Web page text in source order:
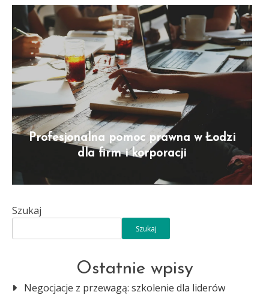
Profesjonalna pomoc prawna w Łodzi
dla firm i korporacji
Szukaj
Szukaj
Ostatnie wpisy
Negocjacje z przewagą: szkolenie dla liderów